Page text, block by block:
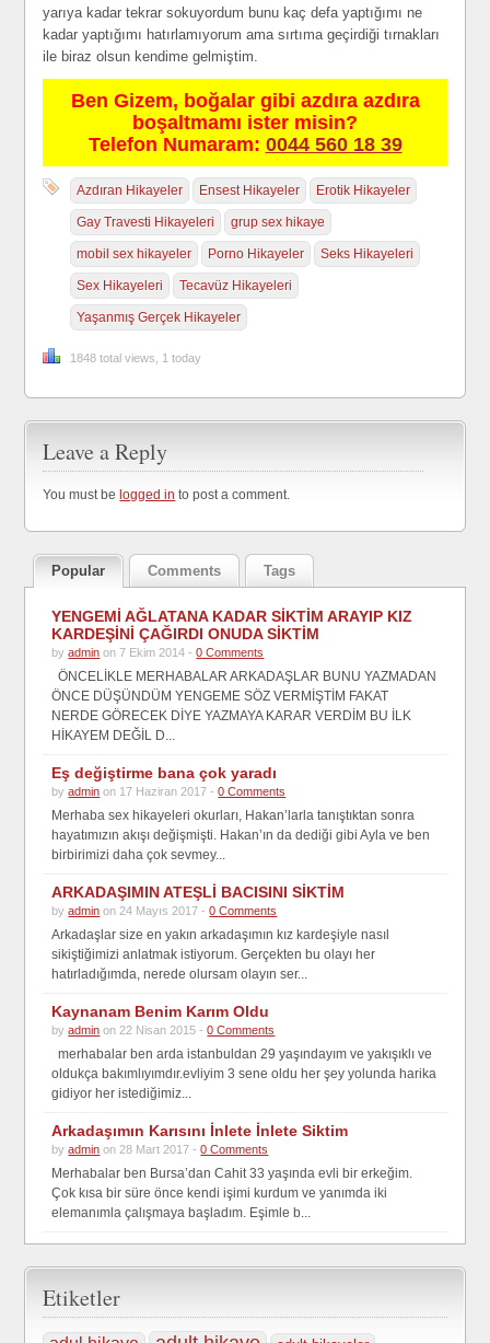
yarıya kadar tekrar sokuyordum bunu kaç defa yaptığımı ne
kadar yaptığımı hatırlamıyorum ama sırtıma geçirdiği tırnakları
ile biraz olsun kendime gelmiştim.
Ben Gizem, boğalar gibi azdıra azdıra
boşaltmamı ister misin?
Telefon Numaram: 0044 560 18 39
Azdıran Hikayeler Ensest Hikayeler Erotik Hikayeler
Gay Travesti Hikayeleri grup sex hikaye
mobil sex hikayeler Porno Hikayeler Seks Hikayeleri
Sex Hikayeleri Tecavüz Hikayeleri
Yaşanmış Gerçek Hikayeler
1848 total views, 1 today
Leave a Reply
You must belogged in to post a comment.
Popular Comments Tags
YENGEMİ AĞLATANA KADAR SİKTİM ARAYIP KIZ
KARDEŞİNİ ÇAĞIRDI ONUDA SİKTİM
byadmin on 7 Ekim 2014 -0 Comments
ÖNCELİKLE MERHABALAR ARKADAŞLAR BUNU YAZMADAN
ÖNCE DÜŞÜNDÜM YENGEME SÖZ VERMİŞTİM FAKAT
NERDE GÖRECEK DİYE YAZMAYA KARAR VERDİM BU İLK
HİKAYEM DEĞİL D...
Eş değiştirme bana çok yaradı
byadmin on 17 Haziran 2017 -0 Comments
Merhaba sex hikayeleri okurları, Hakan’larla tanıştıktan sonra
hayatımızın akışı değişmişti. Hakan’ın da dediği gibi Ayla ve ben
birbirimizi daha çok sevmey...
ARKADAŞIMIN ATEŞLİ BACISINI SİKTİM
byadmin on 24 Mayıs 2017 -0 Comments
Arkadaşlar size en yakın arkadaşımın kız kardeşiyle nasıl
sikiştiğimizi anlatmak istiyorum. Gerçekten bu olayı her
hatırladığımda, nerede olursam olayın ser...
Kaynanam Benim Karım Oldu
byadmin on 22 Nisan 2015 -0 Comments
merhabalar ben arda istanbuldan 29 yaşındayım ve yakışıklı ve
oldukça bakımlıyımdır.evliyim 3 sene oldu her şey yolunda harika
gidiyor her istediğimiz...
Arkadaşımın Karısını İnlete İnlete Siktim
byadmin on 28 Mart 2017 -0 Comments
Merhabalar ben Bursa’dan Cahit 33 yaşında evli bir erkeğim.
Çok kısa bir süre önce kendi işimi kurdum ve yanımda iki
elemanımla çalışmaya başladım. Eşimle b...
Etiketler